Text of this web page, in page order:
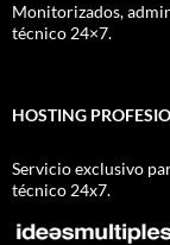
Monitorizados,
técnico 24×7.
HOSTING
Servicio exclusivo
técnico 24x7.